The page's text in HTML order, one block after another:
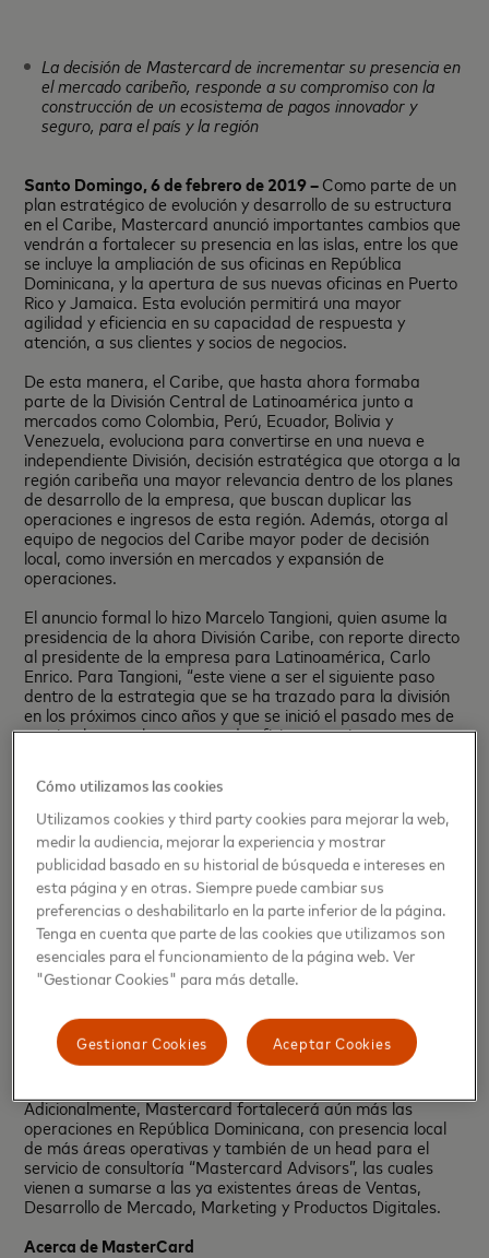
La decisión de Mastercard de incrementar su presencia en
el mercado caribeño, responde a su compromiso con la
construcción de un ecosistema de pagos innovador y
seguro, para el país y la región
Santo Domingo, 6 de febrero de 2019 –Como parte de un
plan estratégico de evolución y desarrollo de su estructura
en el Caribe, Mastercard anunció importantes cambios que
vendrán a fortalecer su presencia en las islas, entre los que
se incluye la ampliación de sus oficinas en República
Dominicana, y la apertura de sus nuevas oficinas en Puerto
Rico y Jamaica. Esta evolución permitirá una mayor
agilidad y eficiencia en su capacidad de respuesta y
atención, a sus clientes y socios de negocios.
De esta manera, el Caribe, que hasta ahora formaba
parte de la División Central de Latinoamérica junto a
mercados como Colombia, Perú, Ecuador, Bolivia y
Venezuela, evoluciona para convertirse en una nueva e
independiente División, decisión estratégica que otorga a la
región caribeña una mayor relevancia dentro de los planes
de desarrollo de la empresa, que buscan duplicar las
operaciones e ingresos de esta región. Además, otorga al
equipo de negocios del Caribe mayor poder de decisión
local, como inversión en mercados y expansión de
operaciones.
El anuncio formal lo hizo Marcelo Tangioni, quien asume la
presidencia de la ahora División Caribe, con reporte directo
al presidente de la empresa para Latinoamérica, Carlo
Enrico. Para Tangioni, “este viene a ser el siguiente paso
dentro de la estrategia que se ha trazado para la división
en los próximos cinco años y que se inició el pasado mes de
septiembre con la apertura de oficinas propias en
Esta expansión que empezará con el establecimiento de las
nuevas oficinas en Puerto Rico y Jamaica durante el primer
semestre de 2019, es una señal clara de la importancia
que otorga la empresa a la región caribeña, en la cual
prevén seguir trabajando por la construcción de un
ecosistema de pagos innovador, con soluciones seguras y
convenientes para los consumidores.
Mastercard también anunció que la oficina de Republica
Dominicana contará con el liderazgo de Gabriel Pascual,
importantes posiciones regionales, pasará a estar basado
en la ciudad de Santo Domingo, a quien pasa a reportar
todo el equipo dominicano.
Adicionalmente, Mastercard fortalecerá aún más las
operaciones en República Dominicana, con presencia local
de más áreas operativas y también de un head para el
servicio de consultoría “Mastercard Advisors”, las cuales
vienen a sumarse a las ya existentes áreas de Ventas,
Desarrollo de Mercado, Marketing y Productos Digitales.
Acerca de MasterCard
Cómo utilizamos las cookies
Utilizamos cookies y third party cookies para mejorar la web,
medir la audiencia, mejorar la experiencia y mostrar
publicidad basado en su historial de búsqueda e intereses en
esta página y en otras. Siempre puede cambiar sus
preferencias o deshabilitarlo en la parte inferior de la página.
Tenga en cuenta que parte de las cookies que utilizamos son
esenciales para el funcionamiento de la página web. Ver
"Gestionar Cookies" para más detalle.
Aceptar Cookies
Gestionar Cookies